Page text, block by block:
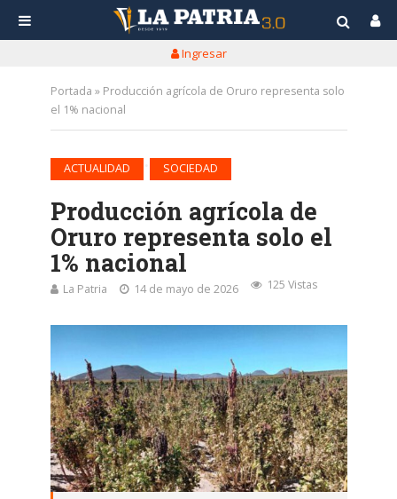
Ingresar
Portada » Producción agrícola de Oruro representa solo
el 1% nacional
ACTUALIDAD SOCIEDAD
Producción agrícola de
Oruro representa solo el
1% nacional
La Patria 14 de mayo de 2026 125 Vistas